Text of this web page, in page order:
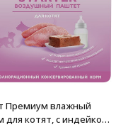
Премиум влажный
для котят, с индейкой,